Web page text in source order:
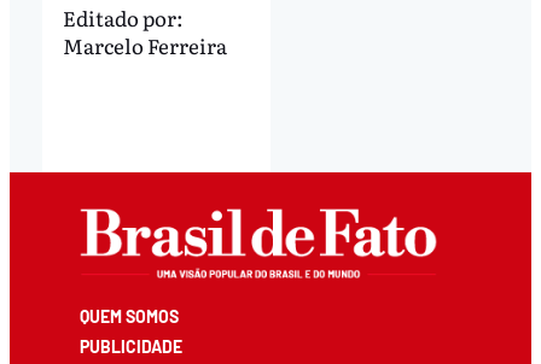
Editado por:
Marcelo Ferreira
QUEM SOMOS
PUBLICIDADE